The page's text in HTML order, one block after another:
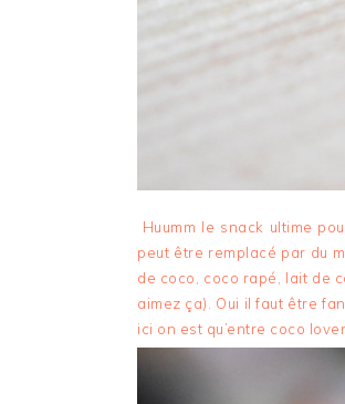
Huumm le snack ultime
peut être remplacé par du
de coco, coco rapé, lait de
aimez ça). Oui il faut être
ici on est qu’entre coco